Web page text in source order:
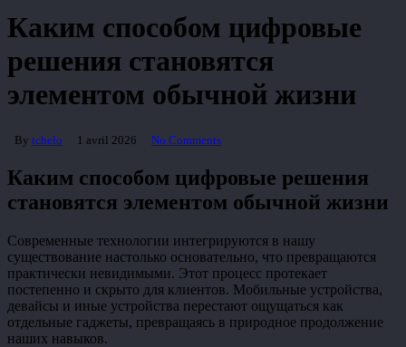
Каким способом цифровые
решения становятся
элементом обычной жизни
By tchelo 1 avril 2026 No Comments
Каким способом цифровые решения
становятся элементом обычной жизни
Современные технологии интегрируются в нашу
существование настолько основательно, что превращаются
практически невидимыми. Этот процесс протекает
постепенно и скрыто для клиентов. Мобильные устройства,
девайсы и иные устройства перестают ощущаться как
отдельные гаджеты, превращаясь в природное продолжение
наших навыков.